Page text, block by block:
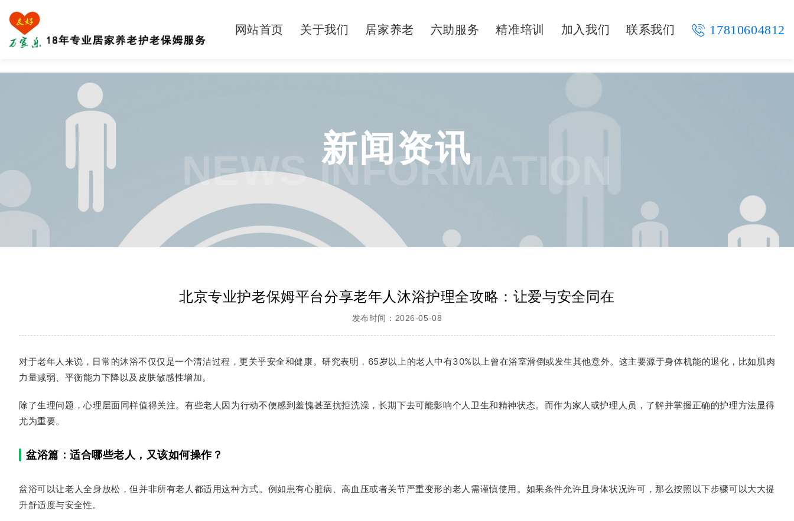
网站首页 关于我们 居家养老 六助服务 精准培训 加入我们 联系我们 17810604812
新闻资讯
NEWS INFORMATION
北京专业护老保姆平台分享老年人沐浴护理全攻略：让爱与安全同在
发布时间：2026-05-08
对于老年人来说，日常的沐浴不仅仅是一个清洁过程，更关乎安全和健康。研究表明，65岁以上的老人中有30%以上曾在浴室滑倒或发生其他意外。这主要源于身体机能的退化，比如肌肉
力量减弱、平衡能力下降以及皮肤敏感性增加。
除了生理问题，心理层面同样值得关注。有些老人因为行动不便感到羞愧甚至抗拒洗澡，长期下去可能影响个人卫生和精神状态。而作为家人或护理人员，了解并掌握正确的护理方法显得
尤为重要。
盆浴篇：适合哪些老人，又该如何操作？
盆浴可以让老人全身放松，但并非所有老人都适用这种方式。例如患有心脏病、高血压或者关节严重变形的老人需谨慎使用。如果条件允许且身体状况许可，那么按照以下步骤可以大大提
升舒适度与安全性。